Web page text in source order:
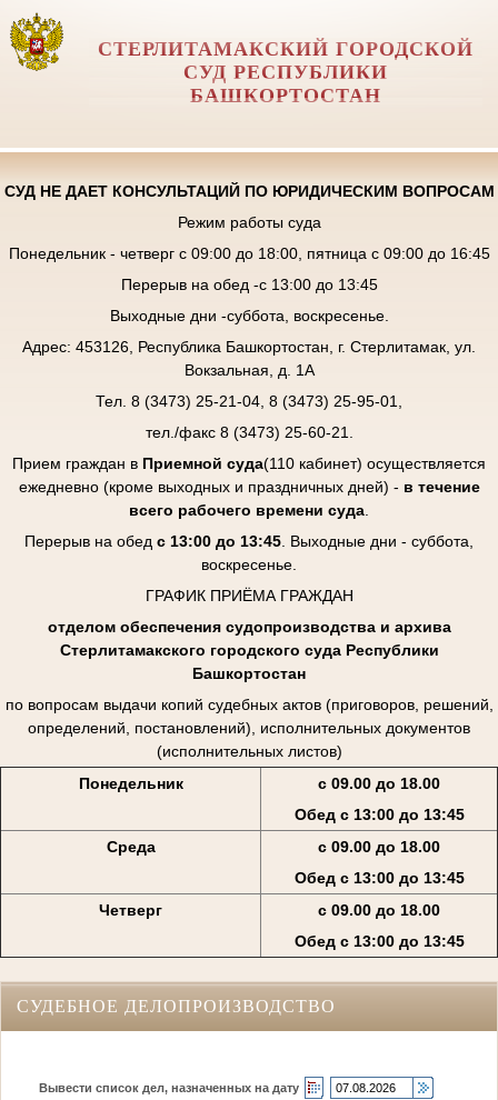
СТЕРЛИТАМАКСКИЙ ГОРОДСКОЙ
СУД РЕСПУБЛИКИ
БАШКОРТОСТАН
СУД НЕ ДАЕТ КОНСУЛЬТАЦИЙ ПО ЮРИДИЧЕСКИМ ВОПРОСАМ
Режим работы суда
Понедельник - четверг с 09:00 до 18:00, пятница с 09:00 до 16:45
Перерыв на обед -с 13:00 до 13:45
Выходные дни -суббота, воскресенье.
Адрес: 453126, Республика Башкортостан, г. Стерлитамак, ул.
Вокзальная, д. 1А
Тел. 8 (3473) 25-21-04, 8 (3473) 25-95-01,
тел./факс 8 (3473) 25-60-21.
Прием граждан в Приемной суда(110 кабинет) осуществляется
ежедневно (кроме выходных и праздничных дней) - в течение
всего рабочего времени суда
Перерыв на обед с 13:00 до 13:45 . Выходные дни - суббота,
воскресенье.
ГРАФИК ПРИЁМА ГРАЖДАН
отделом обеспечения судопроизводства и архива
Стерлитамакского городского суда Республики
Башкортостан
по вопросам выдачи копий судебных актов (приговоров, решений,
определений, постановлений), исполнительных документов
(исполнительных листов)
Понедельник
с 09.00 до 18.00
Обед с 13:00 до 13:45
Среда
с 09.00 до 18.00
Обед с 13:00 до 13:45
Четверг
с 09.00 до 18.00
Обед с 13:00 до 13:45
СУДЕБНОЕ ДЕЛОПРОИЗВОДСТВО
Вывести список дел, назначенных на дату